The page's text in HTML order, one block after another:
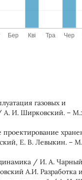
газовых и
А. И. Ширковский. –
Е. В. Левыкин. –
/ И. А.
А.И. Разработка